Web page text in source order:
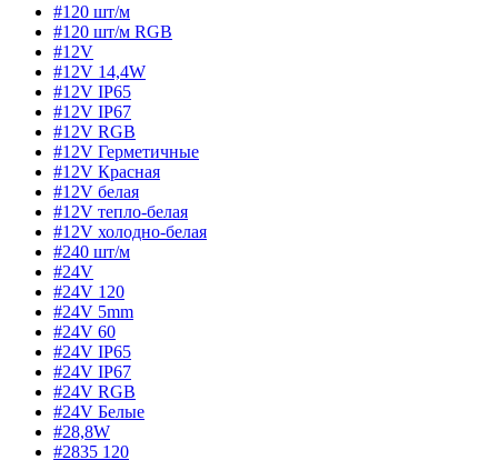
#120 шт/м
#120 шт/м RGB
#12V
#12V 14,4W
#12V IP65
#12V IP67
#12V RGB
#12V Герметичные
#12V Красная
#12V белая
#12V тепло-белая
#12V холодно-белая
#240 шт/м
#24V
#24V 120
#24V 5mm
#24V 60
#24V IP65
#24V IP67
#24V RGB
#24V Белые
#28,8W
#2835 120